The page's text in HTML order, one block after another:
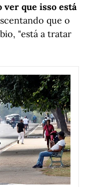
ver que isso está
que o
"está a tratar